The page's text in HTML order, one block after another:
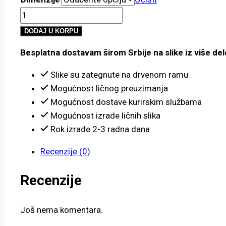
od
Jelen
količina
DODAJ U KORPU
Besplatna dostavam širom Srbije na slike iz više
Slike su zategnute na drvenom ramu
Mogućnost ličnog preuzimanja
Mogućnost dostave kurirskim službama
Mogućnost izrade ličnih slika
Rok izrade 2-3 radna dana
Recenzije (0)
Recenzije
Još nema komentara.